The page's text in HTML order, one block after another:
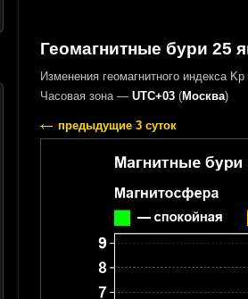
Геомагнитные бури 25
Изменения геомагнитного индекса Kp
Часовая зона — UTC+03(Москва)
предыдущие 3 суток